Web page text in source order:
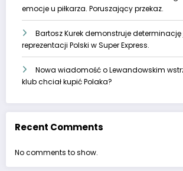
emocje u piłkarza. Poruszający przekaz.
Bartosz Kurek demonstruje
reprezentacji Polski w Super Express.
Nowa wiadomość o Lewandowskim
klub chciał kupić Polaka?
Recent Comments
No comments to show.